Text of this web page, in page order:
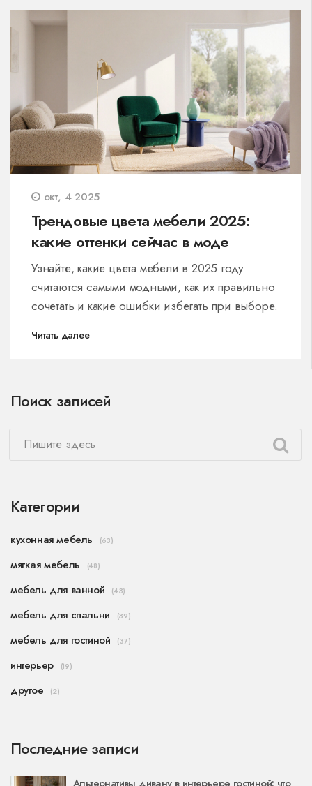
окт, 4 2025
Трендовые цвета мебели 2025:
какие оттенки сейчас в моде
Узнайте, какие цвета мебели в 2025 году
считаются самыми модными, как их правильно
сочетать и какие ошибки избегать при выборе.
Читать далее
Поиск записей
Категории
кухонная мебель (63)
мягкая мебель (48)
мебель для ванной (43)
мебель для спальни (39)
мебель для гостиной (37)
интерьер (19)
другое (2)
Последние записи
Альтернативы дивану в интерьере гостиной: что